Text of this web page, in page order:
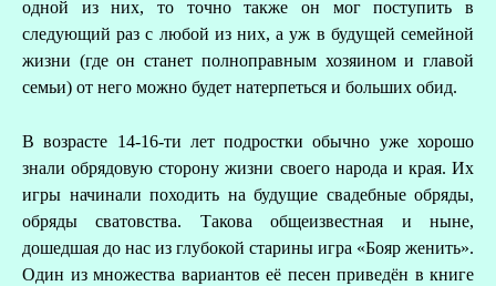
одной из них, то точно также он мог поступить в
следующий раз с любой из них, а уж в будущей семейной
жизни (где он станет полноправным хозяином и главой
семьи) от него можно будет натерпеться и больших обид.
В возрасте 14-16-ти лет подростки обычно уже хорошо
знали обрядовую сторону жизни своего народа и края. Их
игры начинали походить на будущие свадебные обряды,
обряды сватовства. Такова общеизвестная и ныне,
дошедшая до нас из глубокой старины игра «Бояр женить».
Один из множества вариантов её песен приведён в книге